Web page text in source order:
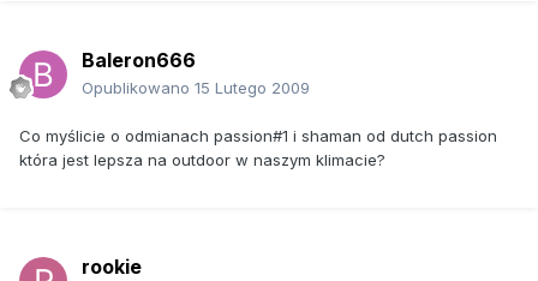
Baleron666
Opublikowano 15 Lutego 2009
Co myślicie o odmianach passion#1 i shaman od dutch passion
która jest lepsza na outdoor w naszym klimacie?
rookie